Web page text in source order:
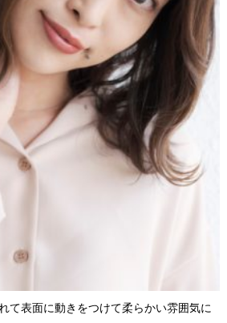
て表面に動きをつけて柔らかい雰囲気に